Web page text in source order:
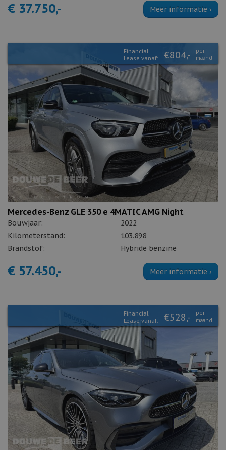
€ 37.750,- Meer informatie ›
Financial
Lease vanaf:
€804,-
per
maand
Mercedes-Benz GLE 350 e 4MATIC AMG Night
Bouwjaar:
2022
Kilometerstand:
103.898
Brandstof:
Hybride benzine
€ 57.450,- Meer informatie ›
Financial
Lease vanaf:
€528,-
per
maand